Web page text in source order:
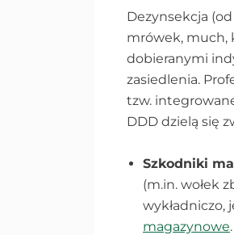
Dezynsekcja
mrówek, much,
dobieranymi
zasiedlenia.
tzw.
DDD dzielą się
Szkodniki
(m.in. wołek
wykładniczo,
magazynowe.